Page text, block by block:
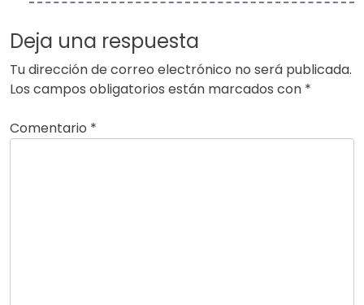
Deja una respuesta
Tu dirección de correo electrónico no será publicada.
Los campos obligatorios están marcados con *
Comentario *